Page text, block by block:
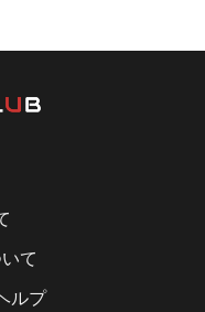
て
ルプ